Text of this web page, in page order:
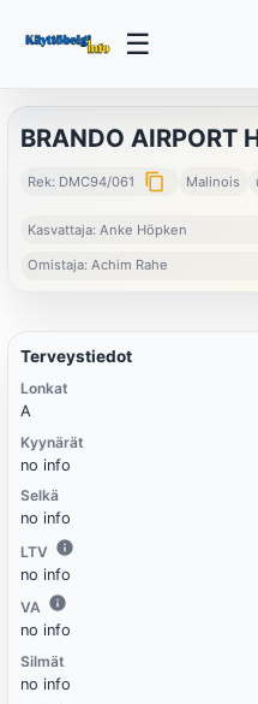
☰
BRANDO AIRPORT
Rek: DMC94/061 content_copy Malinois
Kasvattaja: Anke Höpken
Omistaja: Achim Rahe
Terveystiedot
Lonkat
A
Kyynärät
no info
Selkä
no info
LTV
no info
VA
no info
Silmät
no info